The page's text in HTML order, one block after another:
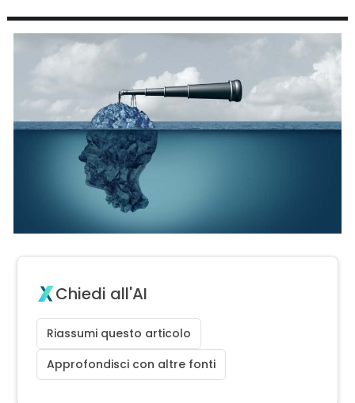
Chiedi all'AI
Riassumi questo articolo
Approfondisci con altre fonti